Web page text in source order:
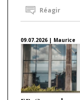
Réagir
09.07.2026 | Maurice